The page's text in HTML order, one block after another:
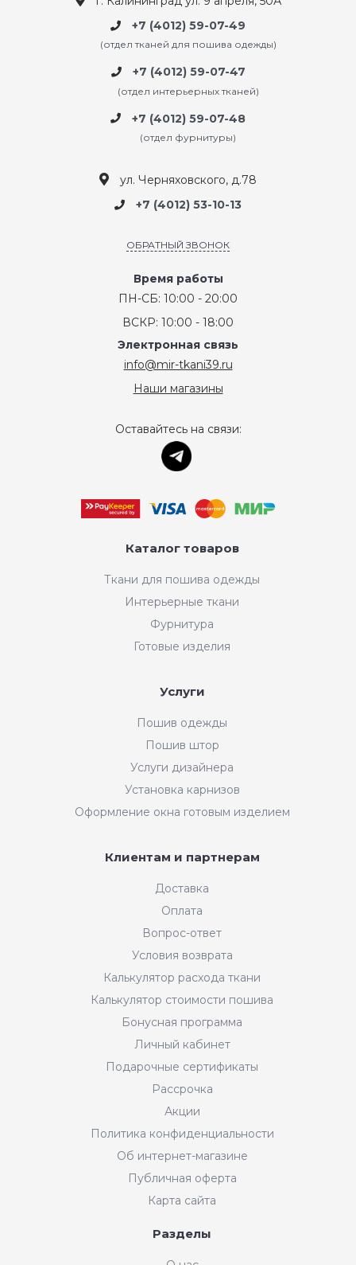
+7 (4012) 59-07-49
(отдел тканей для пошива одежды)
+7 (4012) 59-07-47
(отдел интерьерных тканей)
+7 (4012) 59-07-48
(отдел фурнитуры)
ул. Черняховского, д.78
+7 (4012) 53-10-13
ОБРАТНЫЙ ЗВОНОК
Время работы
ПН-СБ: 10:00 - 20:00
ВСКР: 10:00 - 18:00
Электронная связь
info@mir-tkani39.ru
Наши магазины
Оставайтесь на связи:
Каталог товаров
Ткани для пошива одежды
Интерьерные ткани
Фурнитура
Готовые изделия
Услуги
Пошив одежды
Пошив штор
Услуги дизайнера
Установка карнизов
Оформление окна готовым изделием
Клиентам и партнерам
Доставка
Оплата
Вопрос-ответ
Условия возврата
Калькулятор расхода ткани
Калькулятор стоимости пошива
Бонусная программа
Личный кабинет
Подарочные сертификаты
Рассрочка
Акции
Политика конфиденциальности
Об интернет-магазине
Публичная оферта
Карта сайта
Разделы